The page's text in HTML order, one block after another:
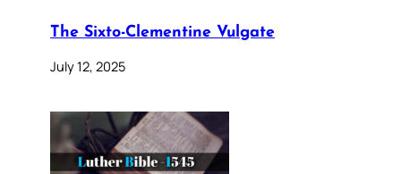
The Sixto-Clementine Vulgate
July 12, 2025